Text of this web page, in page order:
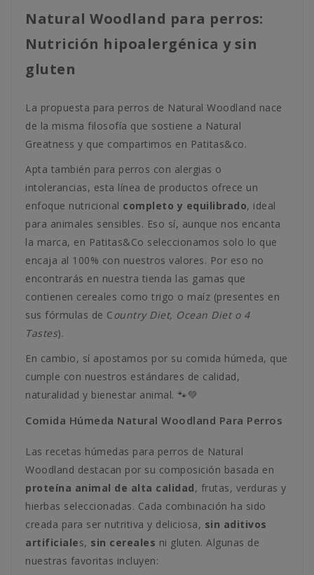
Natural Woodland para perros:
Nutrición hipoalergénica y sin
gluten
La propuesta para perros de Natural Woodland nace
de la misma filosofía que sostiene a Natural
Greatness y que compartimos en Patitas&co.
Apta también para perros con alergias o
intolerancias, esta línea de productos ofrece un
enfoque nutricional completo y equilibrado, ideal
para animales sensibles. Eso sí, aunque nos encanta
la marca, en Patitas&Co seleccionamos solo lo que
encaja al 100% con nuestros valores. Por eso no
encontrarás en nuestra tienda las gamas que
contienen cereales como trigo o maíz (presentes en
sus fórmulas de Country Diet, Ocean Diet o 4
Tastes).
En cambio, sí apostamos por su comida húmeda, que
cumple con nuestros estándares de calidad,
naturalidad y bienestar animal. 🐾💚
Comida Húmeda Natural Woodland Para Perros
Las recetas húmedas para perros de Natural
Woodland destacan por su composición basada en
proteína animal de alta calidad, frutas, verduras y
hierbas seleccionadas. Cada combinación ha sido
creada para ser nutritiva y deliciosa, sin aditivos
artificiales, sin cereales ni gluten. Algunas de
nuestras favoritas incluyen: